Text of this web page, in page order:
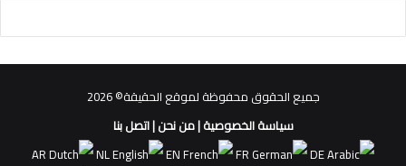
جميع الحقوق محفوظة لموقع الحقيقة© 2026
سياسة الخصوصية|من نحن|اتصل بنا
AR
NL EN FR
DE